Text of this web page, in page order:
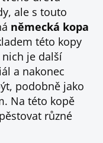
ale s touto
německá kopa
této kopy
nich je další
a nakonec
podobně jako
Na této kopě
různé